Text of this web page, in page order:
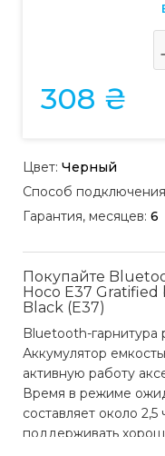
308 ₴
Цвет: Черный
Способ
Гарантия, месяцев: 6
Покупайте
Hoco E37 Gratified
Black (E37)
Bluetooth-гарнитура
Аккумулятор
активную работу
Время в режиме
составляет около
поддерживать